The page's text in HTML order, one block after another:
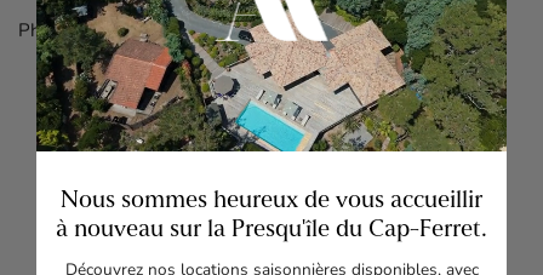
Nous sommes heureux de vous accueillir
à nouveau sur la Presqu'île du Cap-Ferret.
Découvrez nos locations saisonnières disponibles, avec
Phare